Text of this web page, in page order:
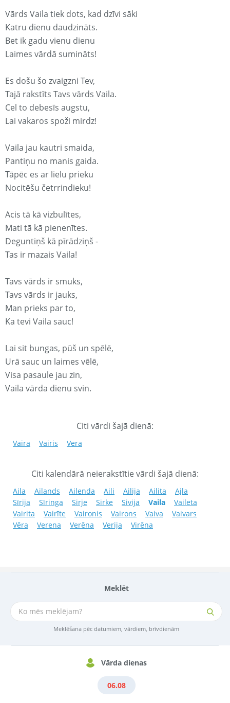
Meklēt
Meklēšana pēc datumiem, vārdiem, brīvdienām
Vārda dienas
06.08
Vārds Vaila tiek dots, kad dzīvi sāki
Katru dienu daudzināts.
Bet ik gadu vienu dienu
Laimes vārdā sumināts!
Es došu šo zvaigzni Tev,
Tajā rakstīts Tavs vārds Vaila.
Cel to debesīs augstu,
Lai vakaros spoži mirdz!
Vaila jau kautri smaida,
Pantiņu no manis gaida.
Tāpēc es ar lielu prieku
Nocitēšu četrrindieku!
Acis tā kā vizbulītes,
Mati tā kā pienenītes.
Deguntiņš kā pīrādziņš -
Tas ir mazais Vaila!
Tavs vārds ir smuks,
Tavs vārds ir jauks,
Man prieks par to,
Ka tevi Vaila sauc!
Lai sit bungas, pūš un spēlē,
Urā sauc un laimes vēlē,
Visa pasaule jau zin,
Vaila vārda dienu svin.
Citi vārdi šajā dienā:
Vaira Vairis Vera
Citi kalendārā neierakstītie vārdi šajā dienā:
Aila Ailands Ailenda Aili Ailija Ailita
Ajla
Sīrija
Sīringa Sirje Sirke Sivija Vaila
Vaileta
Vairita
Vairīte Vaironis Vairons Vaiva
Vaivars
Vēra
Verena Verēna Verija Virēna